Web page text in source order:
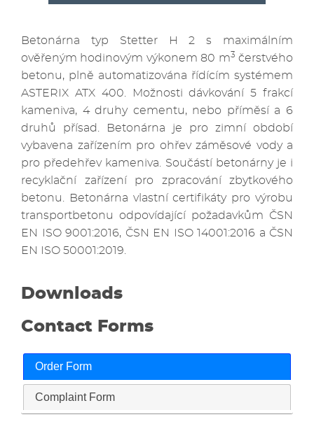
Betonárna typ Stetter H 2 s maximálním
ověřeným hodinovým výkonem 80 m3 čerstvého
betonu, plně automatizována řídícím systémem
ASTERIX ATX 400. Možnosti dávkování 5 frakcí
kameniva, 4 druhy cementu, nebo příměsí a 6
druhů přísad. Betonárna je pro zimní období
vybavena zařízením pro ohřev záměsové vody a
pro předehřev kameniva. Součástí betonárny je i
recyklační zařízení pro zpracování zbytkového
betonu. Betonárna vlastní certifikáty pro výrobu
transportbetonu odpovídající požadavkům ČSN
EN ISO 9001:2016, ČSN EN ISO 14001:2016 a ČSN
EN ISO 50001:2019.
Downloads
Contact Forms
Order Form
Complaint Form